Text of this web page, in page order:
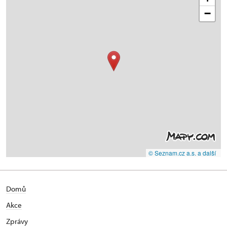
−
© Seznam.cz a.s. a další
Domů
Akce
Zprávy